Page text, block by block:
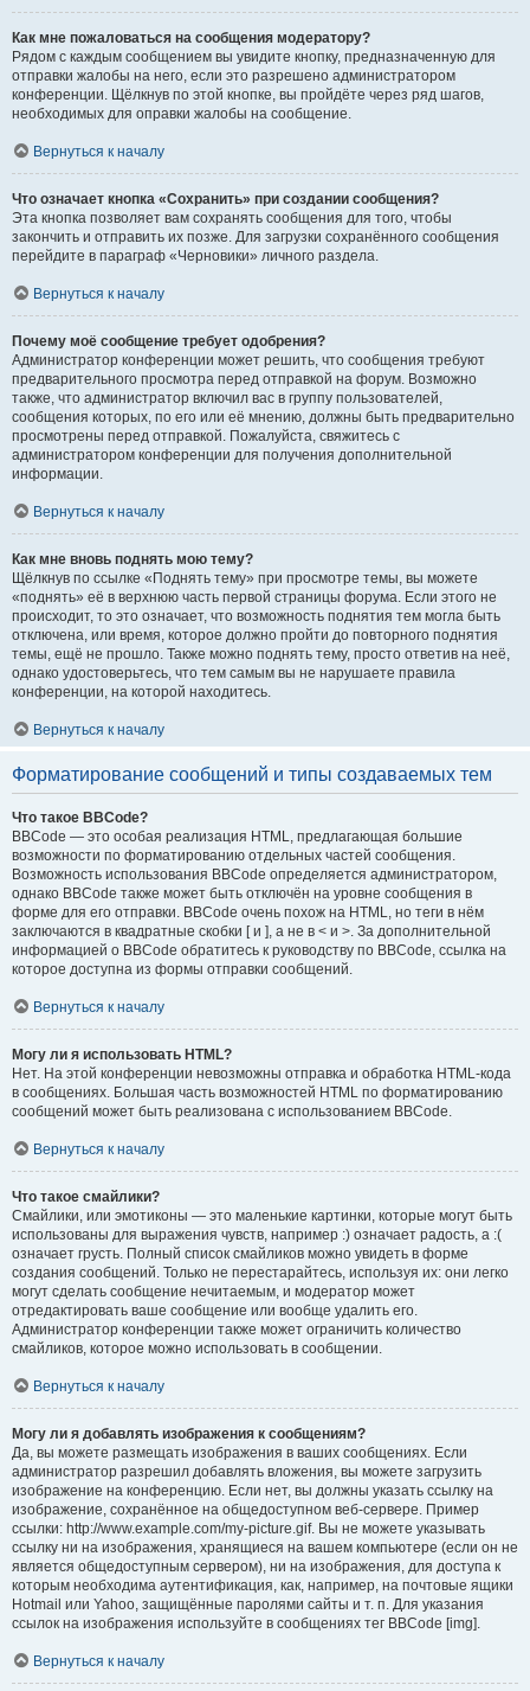
Как мне пожаловаться на сообщения модератору?
Рядом с каждым сообщением вы увидите кнопку, предназначенную для
отправки жалобы на него, если это разрешено администратором
конференции. Щёлкнув по этой кнопке, вы пройдёте через ряд шагов,
необходимых для оправки жалобы на сообщение.
Вернуться к началу
Что означает кнопка «Сохранить» при создании сообщения?
Эта кнопка позволяет вам сохранять сообщения для того, чтобы
закончить и отправить их позже. Для загрузки сохранённого сообщения
перейдите в параграф «Черновики» личного раздела.
Вернуться к началу
Почему моё сообщение требует одобрения?
Администратор конференции может решить, что сообщения требуют
предварительного просмотра перед отправкой на форум. Возможно
также, что администратор включил вас в группу пользователей,
сообщения которых, по его или её мнению, должны быть предварительно
просмотрены перед отправкой. Пожалуйста, свяжитесь с
администратором конференции для получения дополнительной
информации.
Вернуться к началу
Как мне вновь поднять мою тему?
Щёлкнув по ссылке «Поднять тему» при просмотре темы, вы можете
«поднять» её в верхнюю часть первой страницы форума. Если этого не
происходит, то это означает, что возможность поднятия тем могла быть
отключена, или время, которое должно пройти до повторного поднятия
темы, ещё не прошло. Также можно поднять тему, просто ответив на неё,
однако удостоверьтесь, что тем самым вы не нарушаете правила
конференции, на которой находитесь.
Вернуться к началу
Форматирование сообщений и типы создаваемых тем
Что такое BBCode?
BBCode — это особая реализация HTML, предлагающая большие
возможности по форматированию отдельных частей сообщения.
Возможность использования BBCode определяется администратором,
однако BBCode также может быть отключён на уровне сообщения в
форме для его отправки. BBCode очень похож на HTML, но теги в нём
заключаются в квадратные скобки [ и ], а не в < и >. За дополнительной
информацией о BBCode обратитесь к руководству по BBCode, ссылка на
которое доступна из формы отправки сообщений.
Вернуться к началу
Могу ли я использовать HTML?
Нет. На этой конференции невозможны отправка и обработка HTML-кода
в сообщениях. Большая часть возможностей HTML по форматированию
сообщений может быть реализована с использованием BBCode.
Вернуться к началу
Что такое смайлики?
Смайлики, или эмотиконы — это маленькие картинки, которые могут быть
использованы для выражения чувств, например :) означает радость, а :(
означает грусть. Полный список смайликов можно увидеть в форме
создания сообщений. Только не перестарайтесь, используя их: они легко
могут сделать сообщение нечитаемым, и модератор может
отредактировать ваше сообщение или вообще удалить его.
Администратор конференции также может ограничить количество
смайликов, которое можно использовать в сообщении.
Вернуться к началу
Могу ли я добавлять изображения к сообщениям?
Да, вы можете размещать изображения в ваших сообщениях. Если
администратор разрешил добавлять вложения, вы можете загрузить
изображение на конференцию. Если нет, вы должны указать ссылку на
изображение, сохранённое на общедоступном веб-сервере. Пример
ссылки: http://www.example.com/my-picture.gif. Вы не можете указывать
ссылку ни на изображения, хранящиеся на вашем компьютере (если он не
является общедоступным сервером), ни на изображения, для доступа к
которым необходима аутентификация, как, например, на почтовые ящики
Hotmail или Yahoo, защищённые паролями сайты и т. п. Для указания
ссылок на изображения используйте в сообщениях тег BBCode [img].
Вернуться к началу